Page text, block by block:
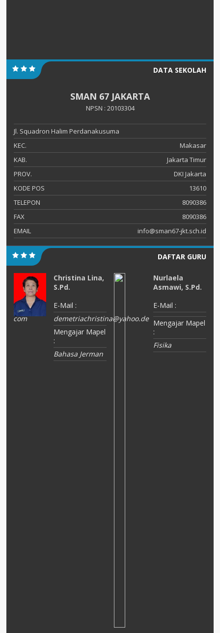
DATA SEKOLAH
SMAN 67 JAKARTA
NPSN : 20103304
Jl. Squadron Halim Perdanakusuma
KEC.
Makasar
KAB.
Jakarta Timur
PROV.
DKI Jakarta
KODE POS
13610
TELEPON
8090386
FAX
8090386
EMAIL
info@sman67-jkt.sch.id
DAFTAR GURU
Christina Lina,
S.Pd.
E-Mail :
demetriachristina@yahoo.de
Mengajar Mapel
:
Bahasa Jerman
Nurlaela
Asmawi, S.Pd.
E-Mail :
Mengajar Mapel
:
Fisika